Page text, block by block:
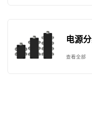
电源
查看全部